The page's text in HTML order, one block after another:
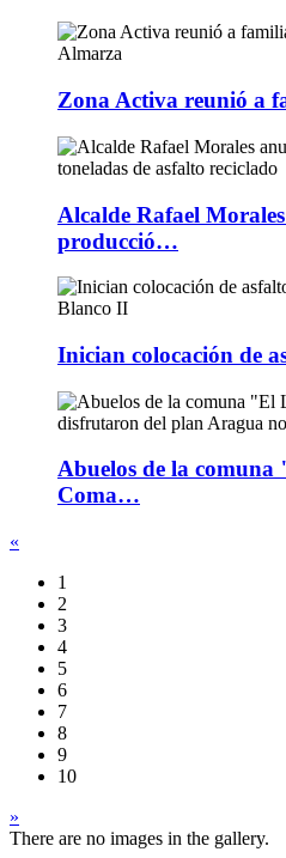
Zona Activa reunió a
Alcalde Rafael
producció…
Inician colocación de
Abuelos de la
Coma…
«
1
2
3
4
5
6
7
8
9
10
»
There are no images in the gallery.